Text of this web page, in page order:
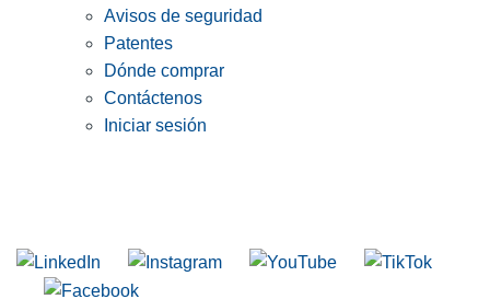
Avisos de seguridad
Patentes
Dónde comprar
Contáctenos
Iniciar sesión